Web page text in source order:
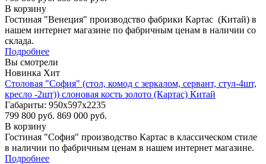
В корзину
Гостиная "Венеция" производство фабрики Картас (Китай) в
нашем интернет магазине по фабричным ценам в наличии со
склада.
Подробнее
Вы смотрели
Новинка Хит
Столовая "София" (стол, комод с зеркалом, сервант, стул-4шт,
кресло -2шт)) слоновая кость золото (Картас) Китай
Габариты: 950х597х2235
799 800 руб. 869 000 руб.
В корзину
Гостиная "София" производство Картас в классическом стиле
в наличии по фабричным ценам в нашем интернет магазине.
Подробнее